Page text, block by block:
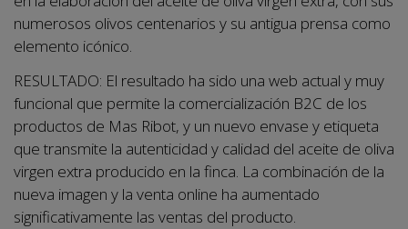
numerosos olivos centenarios y su antigua prensa como
elemento icónico.
RESULTADO: El resultado ha sido una web actual y muy
funcional que permite la comercialización B2C de los
productos de Mas Ribot, y un nuevo envase y etiqueta
que transmite la autenticidad y calidad del aceite de oliva
virgen extra producido en la finca. La combinación de la
nueva imagen y la venta online ha aumentado
significativamente las ventas del producto.